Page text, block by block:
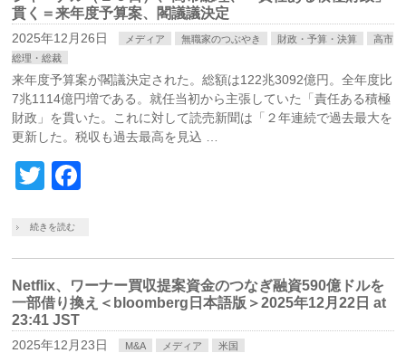
貫く＝来年度予算案、閣議議決定
2025年12月26日 メディア 無職家のつぶやき 財政・予算・決算
高市
総理・総裁
来年度予算案が閣議決定された。総額は122兆3092億円。全年度比
7兆1114億円増である。就任当初から主張していた「責任ある積極
財政」を貫いた。これに対して読売新聞は「２年連続で過去最大を
更新した。税収も過去最高を見込 …
Twitter
続きを読む
Netflix、ワーナー買収提案資金のつなぎ融資590億ドルを
一部借り換え＜bloomberg日本語版＞2025年12月22日 at
23:41 JST
2025年12月23日 M&A メディア 米国